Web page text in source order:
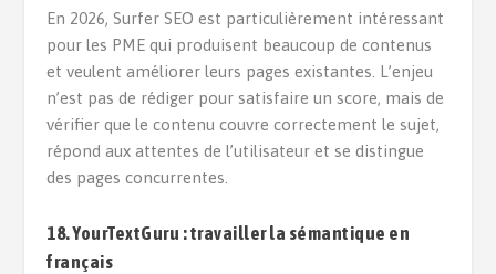
En 2026, Surfer SEO est particulièrement intéressant
pour les PME qui produisent beaucoup de contenus
et veulent améliorer leurs pages existantes. L’enjeu
n’est pas de rédiger pour satisfaire un score, mais de
vérifier que le contenu couvre correctement le sujet,
répond aux attentes de l’utilisateur et se distingue
des pages concurrentes.
18. YourTextGuru : travailler la sémantique en
français